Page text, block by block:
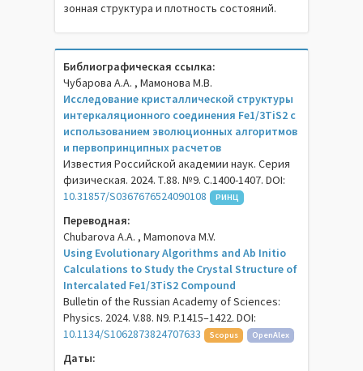
зонная структура и плотность состояний.
Библиографическая ссылка:
Чубарова А.А. , Мамонова М.В.
Исследование кристаллической структуры
интеркаляционного соединения Fe1/3TiS2 с
использованием эволюционных алгоритмов
и первопринципных расчетов
Известия Российской академии наук. Серия
физическая. 2024. Т.88. №9. С.1400-1407. DOI:
10.31857/S0367676524090108
РИНЦ
Переводная:
Chubarova A.A. , Mamonova M.V.
Using Evolutionary Algorithms and Ab Initio
Calculations to Study the Crystal Structure of
Intercalated Fe1/3TiS2 Compound
Bulletin of the Russian Academy of Sciences:
Physics. 2024. V.88. N9. P.1415–1422. DOI:
10.1134/S1062873824707633
Scopus OpenAlex
Даты: